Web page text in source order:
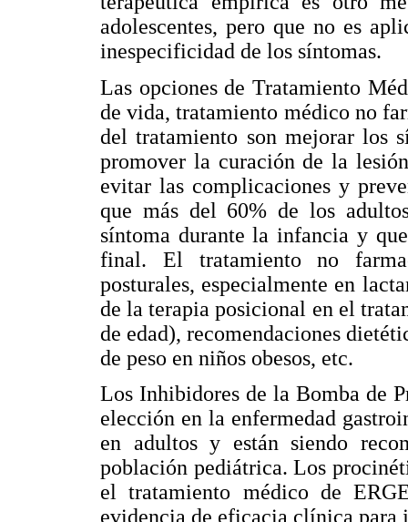
adolescentes, pero que no es
inespecificidad de los síntomas.
Las opciones de Tratamiento
de vida, tratamiento médico no
del tratamiento son mejorar los
promover la curación de la
evitar las complicaciones y
que más del 60% de los
síntoma durante la infancia y
final. El tratamiento no
posturales, especialmente en
de la terapia posicional en el
de edad), recomendaciones
de peso en niños obesos, etc.
Los Inhibidores de la Bomba de
elección en la enfermedad
en adultos y están siendo
población pediátrica. Los
el tratamiento médico de
evidencia de eficacia clínica